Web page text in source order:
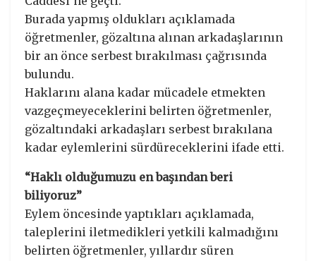
Burada yapmış oldukları açıklamada
öğretmenler, gözaltına alınan arkadaşlarının
bir an önce serbest bırakılması çağrısında
bulundu.
Haklarını alana kadar mücadele etmekten
vazgeçmeyeceklerini belirten öğretmenler,
gözaltındaki arkadaşları serbest bırakılana
kadar eylemlerini sürdüreceklerini ifade etti.
“Haklı olduğumuzu en başından beri
biliyoruz”
Eylem öncesinde yaptıkları açıklamada,
taleplerini iletmedikleri yetkili kalmadığını
belirten öğretmenler, yıllardır süren